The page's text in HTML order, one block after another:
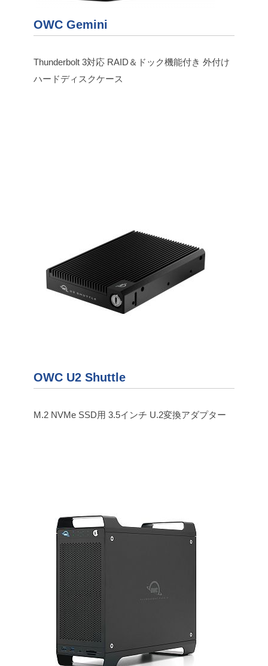
OWC Gemini
Thunderbolt 3対応 RAID＆ドック機能付き 外付け
ハードディスクケース
OWC U2 Shuttle
M.2 NVMe SSD用 3.5インチ U.2変換アダプター